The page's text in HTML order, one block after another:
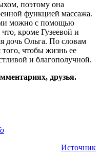
поэтому она
функцией массажа.
можно с помощью
кроме Гузеевой и
дочь Ольга. По словам
того, чтобы жизнь ее
и благополучной.
друзья.
Источник